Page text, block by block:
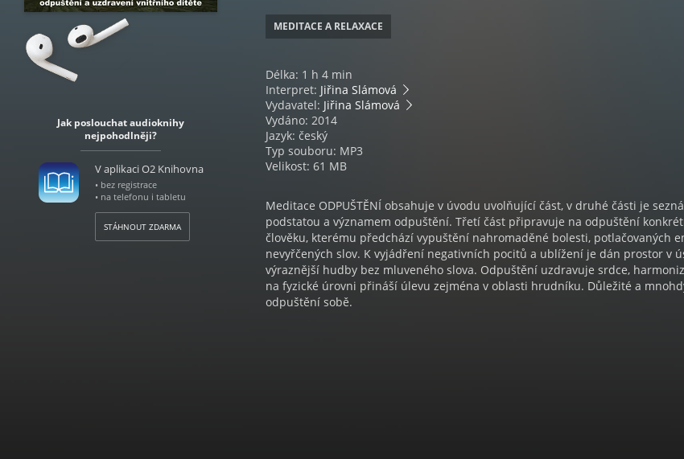
Jak poslouchat audioknihy
nejpohodlněji?
V aplikaci O2 Knihovna
• bez registrace
• na telefonu i tabletu
STÁHNOUT ZDARMA
MEDITACE A RELAXACE
Délka: 1 h 4 min
Interpret: Jiřina Slámová
Vydavatel: Jiřina Slámová
Vydáno: 2014
Jazyk: český
Typ souboru: MP3
Velikost: 61 MB
Meditace ODPUŠTĚNÍ obsahuje v úvodu uvolňující část, v druhé části je
podstatou a významem odpuštění. Třetí část připravuje na odpuštění
člověku, kterému předchází vypuštění nahromaděné bolesti, potlačovaných
nevyřčených slov. K vyjádření negativních pocitů a ublížení je dán prostor v
výraznější hudby bez mluveného slova. Odpuštění uzdravuje srdce,
na fyzické úrovni přináší úlevu zejména v oblasti hrudníku. Důležité a
odpuštění sobě.